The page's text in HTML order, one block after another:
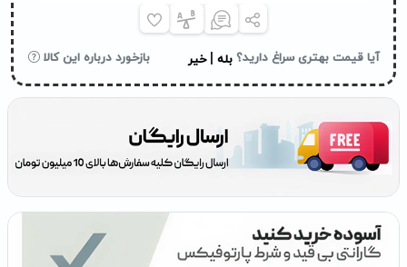
آیا قیمت بهتری سراغ دارید؟ بله خیر بازخورد درباره این کالا